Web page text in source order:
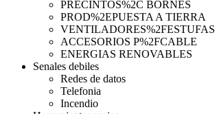
PRECINTOS%2C BORNES
PROD%2EPUESTA A TIERRA
VENTILADORES%2FESTUFAS
ACCESORIOS P%2FCABLE
ENERGIAS RENOVABLES
Senales debiles
Redes de datos
Telefonia
Incendio